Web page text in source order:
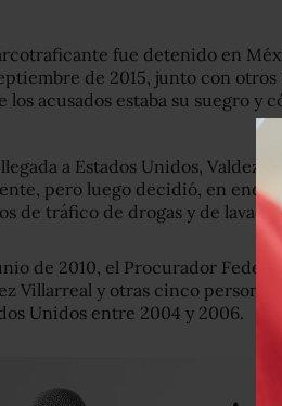
fue detenido en
de 2015, junto con
los acusados estaba su suegro y
a Estados Unidos,
pero luego decidió, en
de tráfico de drogas y de lavado
de 2010, el Procurador
Villarreal y otras cinco
Unidos entre 2004 y 2006.